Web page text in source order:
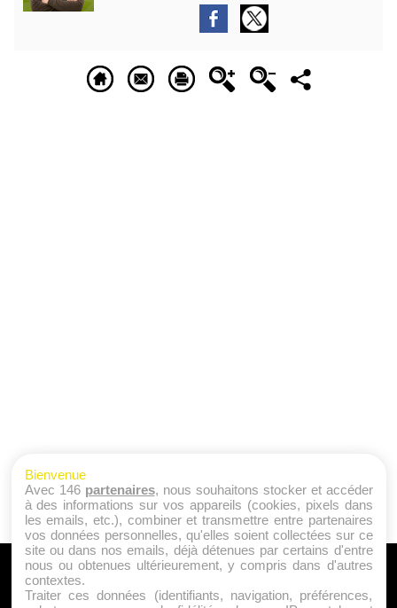
A PROPOS
Qui sommes nous ?
Bienvenue
Avec 146 partenaires, nous souhaitons stocker et accéder
à des informations sur vos appareils (cookies, pixels dans
les emails, etc.), combiner et transmettre entre partenaires
vos données personnelles, qu'elles soient collectées sur ce
site ou dans nos emails, déjà détenues par certains d'entre
nous ou obtenues ultérieurement, y compris dans d'autres
contextes.
Traiter ces données (identifiants, navigation, préférences,